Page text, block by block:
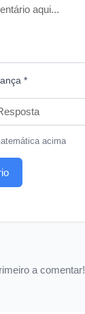
*
acima
a comentar!